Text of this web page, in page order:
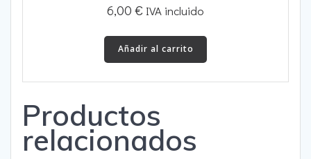
6,00 € IVA incluido
Añadir al carrito
Productos
relacionados